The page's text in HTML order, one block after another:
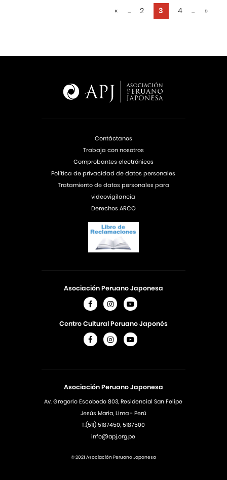
« ... 2 3 4 ... »
Asociación Peruano Japonesa
Av. Gregorio Escobedo 803, Residencial San Felipe
Jesús Maria, Lima - Perú
T.(511) 5187450, 5187500
info@apj.org.pe
Asociación Peruano Japonesa
Centro Cultural Peruano Japonés
Contáctanos
Trabaja con nosotros
Comprobantes electrónicos
Política de privacidad de datos personales
Tratamiento de datos personales para
videovigilancia
Derechos ARCO
© 2021 Asociación Peruano Japonesa